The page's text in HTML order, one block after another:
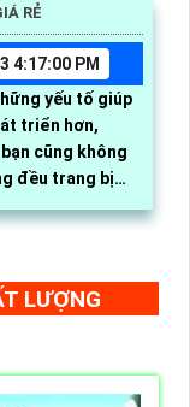
RẺ
4:17:00 PM
yếu tố giúp
triển hơn,
cũng không
qua điện
LƯỢNG